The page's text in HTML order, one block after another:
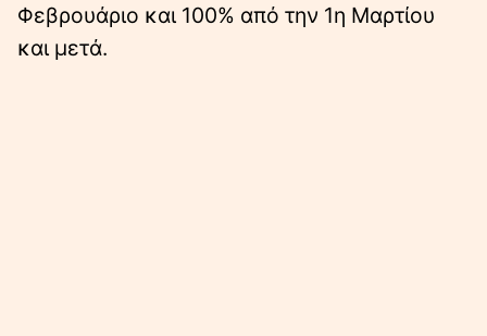
Φεβρουάριο και 100% από την 1η Μαρτίου
και μετά.